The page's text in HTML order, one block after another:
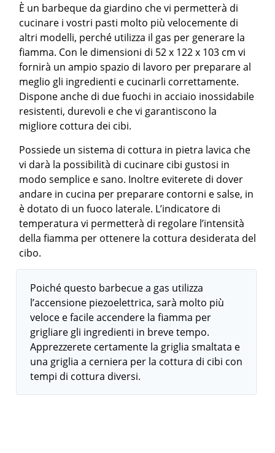
È un barbeque da giardino che vi permetterà di
cucinare i vostri pasti molto più velocemente di
altri modelli, perché utilizza il gas per generare la
fiamma. Con le dimensioni di 52 x 122 x 103 cm vi
fornirà un ampio spazio di lavoro per preparare al
meglio gli ingredienti e cucinarli correttamente.
Dispone anche di due fuochi in acciaio inossidabile
resistenti, durevoli e che vi garantiscono la
migliore cottura dei cibi.
Possiede un sistema di cottura in pietra lavica che
vi darà la possibilità di cucinare cibi gustosi in
modo semplice e sano. Inoltre eviterete di dover
andare in cucina per preparare contorni e salse, in
è dotato di un fuoco laterale. L’indicatore di
temperatura vi permetterà di regolare l’intensità
della fiamma per ottenere la cottura desiderata del
cibo.
Poiché questo barbecue a gas utilizza
l’accensione piezoelettrica, sarà molto più
veloce e facile accendere la fiamma per
grigliare gli ingredienti in breve tempo.
Apprezzerete certamente la griglia smaltata e
una griglia a cerniera per la cottura di cibi con
tempi di cottura diversi.